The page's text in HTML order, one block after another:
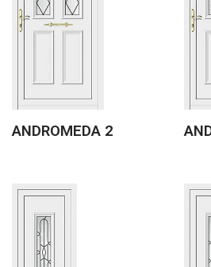
ANDROMEDA 2